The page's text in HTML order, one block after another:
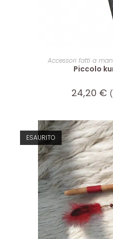
Accessori fatti a
Piccolo
24,20 €
ESAURITO